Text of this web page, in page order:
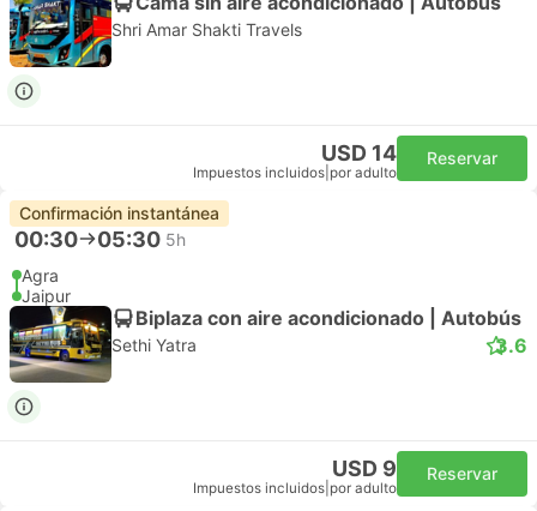
Shri Amar Shakti Travels
USD 14
Impuestos incluidos por adulto
Reservar
Confirmación instantánea
00:30 05:30 5h
Agra
Jaipur
Biplaza con aire acondicionado | Autobús
Sethi Yatra 3.6
USD 9
Impuestos incluidos por adulto
Reservar